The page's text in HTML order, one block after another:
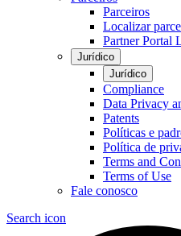
Parceiros
Localizar
Partner Portal
Jurídico
Jurídico
Compliance
Data Privacy
Patents
Políticas e
Política de
Terms and
Terms of Use
Fale conosco
Search icon